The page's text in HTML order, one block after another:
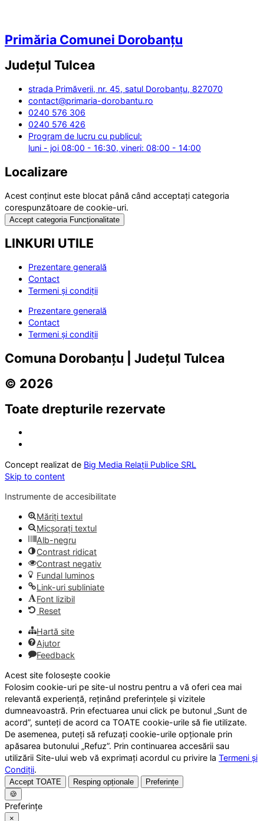
Primăria Comunei Dorobanțu
Județul Tulcea
strada Primăverii, nr. 45, satul Dorobanțu, 827070
contact@primaria-dorobantu.ro
0240 576 306
0240 576 426
Program de lucru cu publicul:
luni - joi 08:00 - 16:30, vineri: 08:00 - 14:00
Localizare
Acest conținut este blocat până când acceptați categoria
corespunzătoare de cookie-uri.
Accept categoria Funcționalitate
LINKURI UTILE
Prezentare generală
Contact
Termeni și condiții
Prezentare generală
Contact
Termeni și condiții
Comuna Dorobanțu | Județul Tulcea
© 2026
Toate drepturile rezervate
Concept realizat de Big Media Relații Publice SRL
Skip to content
Instrumente de accesibilitate
Măriți textul
Micșorați textul
Alb-negru
Contrast ridicat
Contrast negativ
Fundal luminos
Link-uri subliniate
Font lizibil
Reset
Hartă site
Ajutor
Feedback
Acest site folosește cookie
Folosim cookie-uri pe site-ul nostru pentru a vă oferi cea mai
relevantă experiență, reținând preferințele și vizitele
dumneavoastră. Prin efectuarea unui click pe butonul „Sunt de
acord”, sunteți de acord ca TOATE cookie-urile să fie utilizate.
De asemenea, puteți să refuzați cookie-urile opționale prin
apăsarea butonului „Refuz”. Prin continuarea accesării sau
utilizării Site-ului web vă exprimați acordul cu privire la Termeni și
Condiții.
Accept TOATE Resping opționale
Preferințe
🍪
Preferințe
×